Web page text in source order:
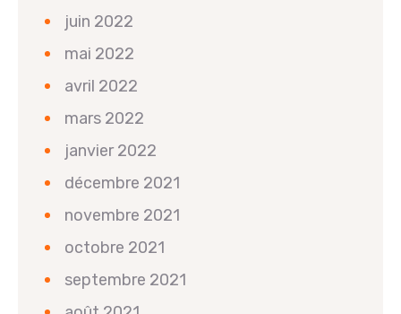
juin 2022
mai 2022
avril 2022
mars 2022
janvier 2022
décembre 2021
novembre 2021
octobre 2021
septembre 2021